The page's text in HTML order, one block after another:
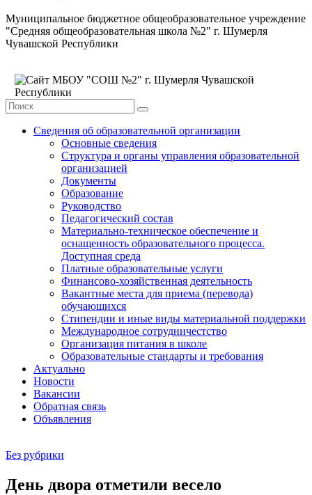
Муниципальное бюджетное общеобразовательное учреждение
"Средняя общеобразовательная школа №2" г. Шумерля
Чувашской Республики
Сведения об образовательной организации
Основные сведения
Структура и органы управления образовательной
организацией
Документы
Образование
Руководство
Педагогический состав
Материально-техническое обеспечение и
оснащенность образовательного процесса.
Доступная среда
Платные образовательные услуги
Финансово-хозяйственная деятельность
Вакантные места для приема (перевода)
обучающихся
Стипендии и иные виды материальной поддержки
Международное сотрудничестство
Организация питания в школе
Образовательные стандарты и требования
Актуально
Новости
Вакансии
Обратная связь
Объявления
Без рубрики
День двора отметили весело